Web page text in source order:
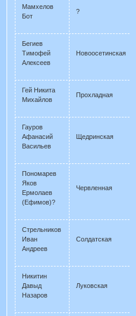
Мамхелов
Бот
?
Бегиев
Тимофей
Алексеев
Новоосетинская
Гей Никита
Михайлов
Прохладная
Гауров
Афанасий
Васильев
Щедринская
Пономарев
Яков
Ермолаев
(Ефимов)?
Червленная
Стрельников
Иван
Андреев
Солдатская
Никитин
Давыд
Назаров
Луковская